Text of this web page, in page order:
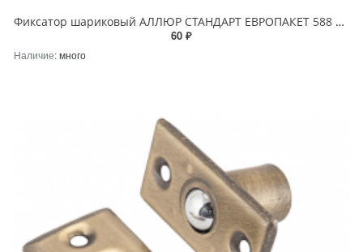
Фиксатор шариковый АЛЛЮР СТАНДАРТ ЕВРОПАКЕТ 588 GP золото
60 ₽
Наличие:много